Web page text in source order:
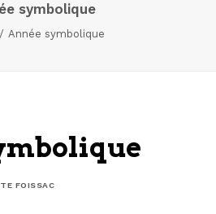
Projets
À propos
symbolique
Année symbolique
FOISSAC